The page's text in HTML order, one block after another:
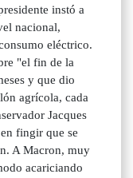
instó a
nacional,
eléctrico.
"el fin de la
y que dio
agrícola, cada
Jacques
fingir que se
A Macron, muy
acariciando